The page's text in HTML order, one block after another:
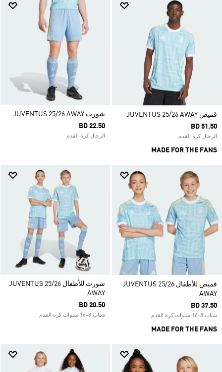
قميص JUVENTUS 25/26 AWAY
BD 51.50
الرجال كرة القدم
MADE FOR THE FANS
شورت JUVENTUS 25/26 AWAY
BD 22.50
الرجال كرة القدم
قميص للأطفال JUVENTUS 25/26
AWAY
BD 37.50
شباب 8-16 سنوات كرة القدم
MADE FOR THE FANS
شورت للأطفال JUVENTUS 25/26
AWAY
BD 20.50
شباب 8-16 سنوات كرة القدم